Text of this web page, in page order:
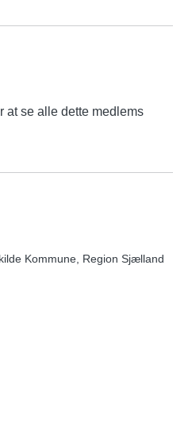
at se alle dette medlems
Kommune, Region Sjælland